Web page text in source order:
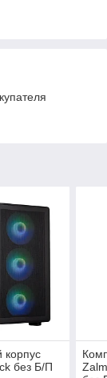
без Б/П